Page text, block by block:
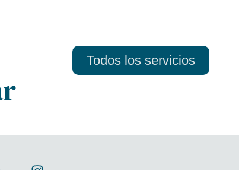
Todos los servicios